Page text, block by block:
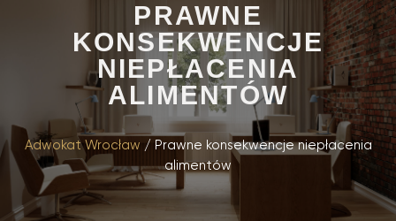
PRAWNE
KONSEKWENCJE
NIEPŁACENIA
ALIMENTÓW
Adwokat Wrocław / Prawne konsekwencje niepłacenia
alimentów